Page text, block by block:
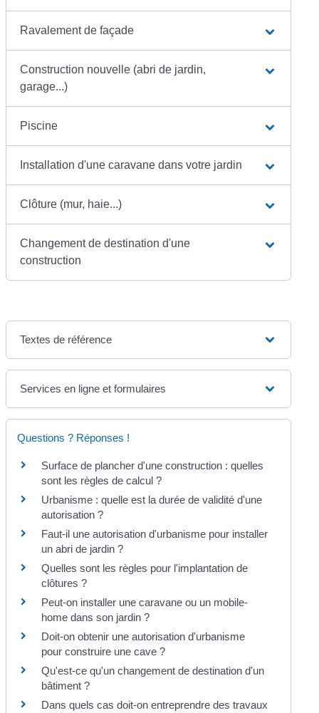
Ravalement de façade
Construction nouvelle (abri de jardin,
garage...)
Piscine
Installation d'une caravane dans votre jardin
Clôture (mur, haie...)
Changement de destination d'une
construction
Textes de référence
Services en ligne et formulaires
Questions ? Réponses !
Surface de plancher d'une construction : quelles
sont les règles de calcul ?
Urbanisme : quelle est la durée de validité d'une
autorisation ?
Faut-il une autorisation d'urbanisme pour installer
un abri de jardin ?
Quelles sont les règles pour l'implantation de
clôtures ?
Peut-on installer une caravane ou un mobile-
home dans son jardin ?
Doit-on obtenir une autorisation d'urbanisme
pour construire une cave ?
Qu'est-ce qu'un changement de destination d'un
bâtiment ?
Dans quels cas doit-on entreprendre des travaux